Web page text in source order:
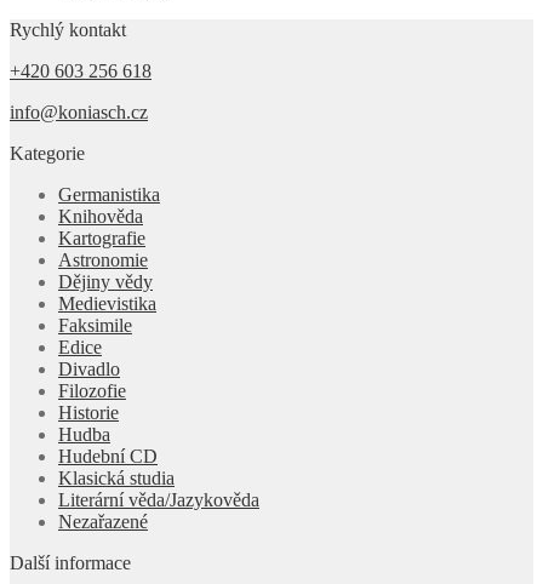
Rychlý kontakt
+420 603 256 618
info@koniasch.cz
Kategorie
Germanistika
Knihověda
Kartografie
Astronomie
Dějiny vědy
Medievistika
Faksimile
Edice
Divadlo
Filozofie
Historie
Hudba
Hudební CD
Klasická studia
Literární věda/Jazykověda
Nezařazené
Další informace